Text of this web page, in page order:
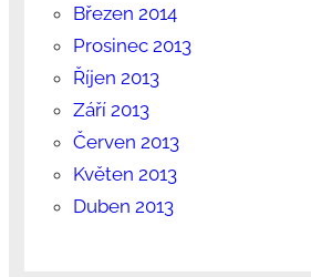
Březen 2014
Prosinec 2013
Říjen 2013
Září 2013
Červen 2013
Květen 2013
Duben 2013